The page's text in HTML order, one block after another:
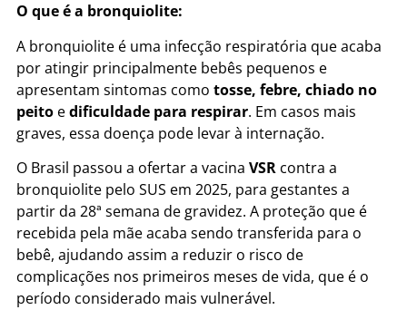
O que é a bronquiolite:
A bronquiolite é uma infecção respiratória que acaba
por atingir principalmente bebês pequenos e
apresentam sintomas como tosse, febre, chiado no
peito edificuldade para respirar. Em casos mais
graves, essa doença pode levar à internação.
O Brasil passou a ofertar a vacina VSR contra a
bronquiolite pelo SUS em 2025, para gestantes a
partir da 28ª semana de gravidez. A proteção que é
recebida pela mãe acaba sendo transferida para o
bebê, ajudando assim a reduzir o risco de
complicações nos primeiros meses de vida, que é o
período considerado mais vulnerável.